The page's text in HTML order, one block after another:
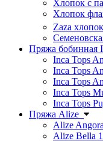
Хлопок с
Хлопок
Zaza
Пряжа бобинная
Inca Tops
Inca Tops
Inca Tops
Inca Tops
Inca Tops
Пряжа Alize
Alize
Alize Bella